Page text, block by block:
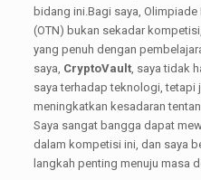
bidang ini.Bagi saya,
(OTN) bukan sekadar
yang penuh dengan
saya, CryptoVault, saya tidak
saya terhadap teknologi, tetapi
meningkatkan kesadaran
Saya sangat bangga dapat
dalam kompetisi ini, dan saya
langkah penting menuju masa